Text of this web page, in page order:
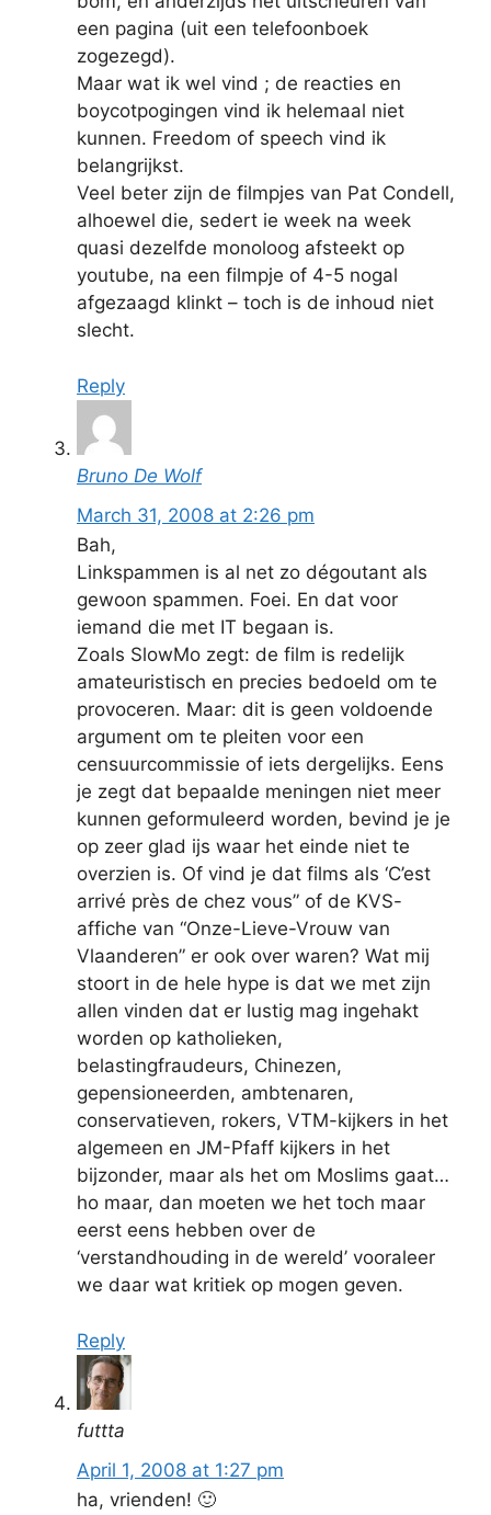
een pagina (uit een telefoonboek
zogezegd).
Maar wat ik wel vind ; de reacties en
boycotpogingen vind ik helemaal niet
kunnen. Freedom of speech vind ik
belangrijkst.
Veel beter zijn de filmpjes van Pat Condell,
alhoewel die, sedert ie week na week
quasi dezelfde monoloog afsteekt op
youtube, na een filmpje of 4-5 nogal
afgezaagd klinkt – toch is de inhoud niet
slecht.
Reply
Bruno De Wolf
March 31, 2008 at 2:26 pm
Bah,
Linkspammen is al net zo dégoutant als
gewoon spammen. Foei. En dat voor
iemand die met IT begaan is.
Zoals SlowMo zegt: de film is redelijk
amateuristisch en precies bedoeld om te
provoceren. Maar: dit is geen voldoende
argument om te pleiten voor een
censuurcommissie of iets dergelijks. Eens
je zegt dat bepaalde meningen niet meer
kunnen geformuleerd worden, bevind je je
op zeer glad ijs waar het einde niet te
overzien is. Of vind je dat films als ‘C’est
arrivé près de chez vous” of de KVS-
affiche van “Onze-Lieve-Vrouw van
Vlaanderen” er ook over waren? Wat mij
stoort in de hele hype is dat we met zijn
allen vinden dat er lustig mag ingehakt
worden op katholieken,
belastingfraudeurs, Chinezen,
gepensioneerden, ambtenaren,
conservatieven, rokers, VTM-kijkers in het
algemeen en JM-Pfaff kijkers in het
bijzonder, maar als het om Moslims gaat…
ho maar, dan moeten we het toch maar
eerst eens hebben over de
‘verstandhouding in de wereld’ vooraleer
we daar wat kritiek op mogen geven.
Reply
futtta
April 1, 2008 at 1:27 pm
ha, vrienden! 🙂